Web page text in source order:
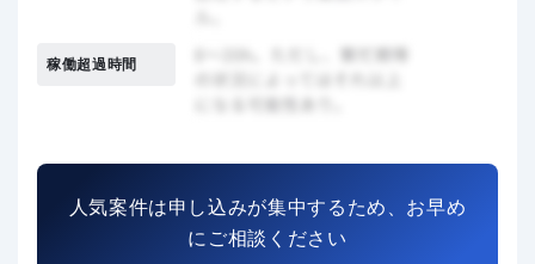
稼働超過時間
人気案件は申し込みが集中するため、お早め
にご相談ください